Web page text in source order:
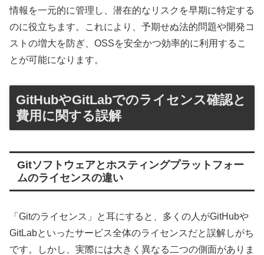
情報を一元的に管理し、潜在的なリスクを早期に特定する
のに役立ちます。これにより、予期せぬ法的問題や開発コ
ストの増大を防ぎ、OSSを安全かつ効率的に利用するこ
とが可能になります。
GitHubやGitLabでのライセンス確認と
費用に関する誤解
Gitソフトウェアとホスティングプラットフォー
ムのライセンスの違い
「Gitのライセンス」と耳にすると、多くの人がGitHubや
GitLabといったサービス全体のライセンスだと誤解しがち
です。しかし、実際には大きく異なる二つの側面がありま